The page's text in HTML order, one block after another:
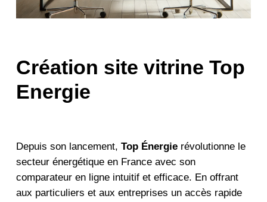
Création site vitrine Top
Energie
Depuis son lancement, Top Énergierévolutionne le
secteur énergétique en France avec son
comparateur en ligne intuitif et efficace. En offrant
aux particuliers et aux entreprises un accès rapide